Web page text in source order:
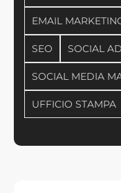
EMAIL
SEO SOCIAL
SOCIAL MEDIA
UFFICIO STAMPA